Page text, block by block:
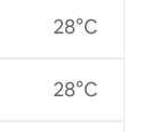
28°C
28°C